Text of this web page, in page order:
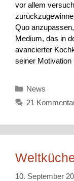
vor allem
Quo
Medium, das in
avancierter
seiner
Kategorien
News
21
10. September